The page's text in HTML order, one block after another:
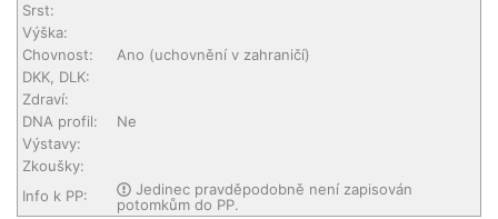
Srst:
Výška:
Chovnost:
Ano (uchovnění v zahraničí)
DKK, DLK:
Zdraví:
DNA profil:
Ne
Výstavy:
Zkoušky:
Info k PP:
Jedinec pravděpodobně není zapisován
potomkům do PP.